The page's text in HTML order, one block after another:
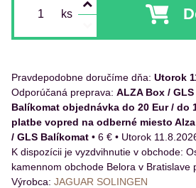
ks
Pravdepodobne doručíme dňa: Utorok
ALZA Box /
Balíkomat objednávka do 20 Eur / do
platbe vopred na odberné miesto
/ GLS Balíkomat • 6 € • Utorok
kamennom obchode Belora v Bratislave
Výrobca: JAGUAR SOLINGEN